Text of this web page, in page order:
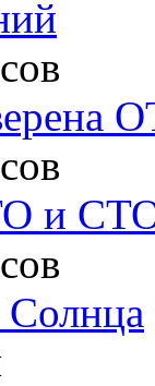
и
Солнца